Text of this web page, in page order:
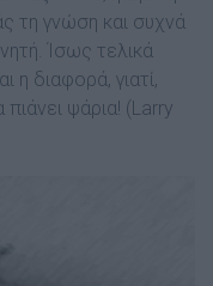
τη γνώση και συχνά
Ίσως τελικά
η διαφορά, γιατί,
ψάρια! (Larry